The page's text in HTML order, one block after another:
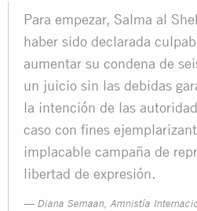
Para empezar, Salma al
haber sido declarada
aumentar su condena de
un juicio sin las debidas
la intención de las
caso con fines
implacable campaña de
libertad de expresión.
Diana Semaan, Amnistía